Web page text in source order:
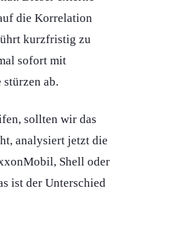
die Korrelation
kurzfristig zu
sofort mit
ab.
sollten wir das
analysiert jetzt die
Shell oder
ist der Unterschied